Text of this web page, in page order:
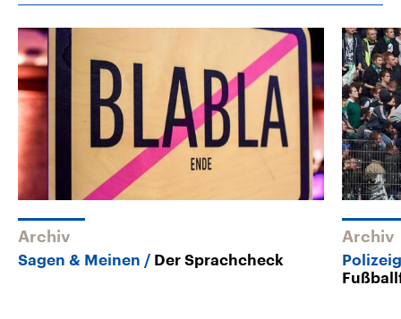
Archiv
Sagen & Meinen Der Sprachcheck
Archiv